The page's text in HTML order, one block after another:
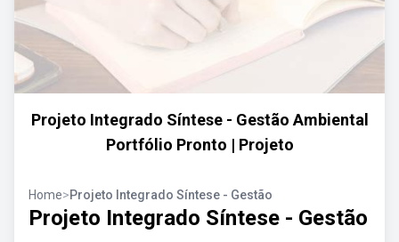
Projeto Integrado Síntese - Gestão Ambiental
Portfólio Pronto | Projeto
Home>Projeto Integrado Síntese - Gestão
Projeto Integrado Síntese - Gestão